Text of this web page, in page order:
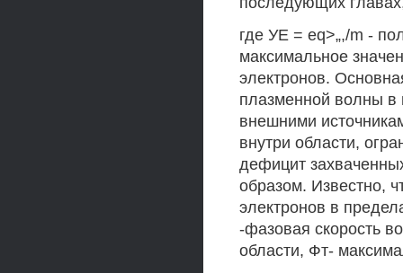
где УЕ = eq>„,/m -
максимальное
электронов.
плазменной волны в
внешними
внутри области,
дефицит
образом. Известно,
электронов в
-фазовая скорость
области, Фт-